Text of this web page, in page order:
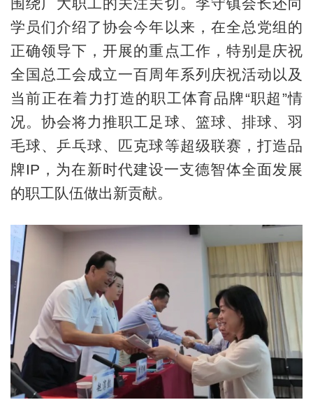
围绕广大职工的关注关切。李守镇会长还向
学员们介绍了协会今年以来，在全总党组的
正确领导下，开展的重点工作，特别是庆祝
全国总工会成立一百周年系列庆祝活动以及
当前正在着力打造的职工体育品牌“职超”情
况。协会将力推职工足球、篮球、排球、羽
毛球、乒乓球、匹克球等超级联赛，打造品
牌IP，为在新时代建设一支德智体全面发展
的职工队伍做出新贡献。